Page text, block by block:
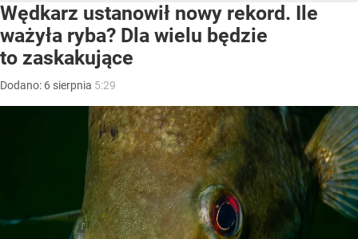
Wędkarz ustanowił nowy rekord. Ile
ważyła ryba? Dla wielu będzie
to zaskakujące
Dodano: 6 sierpnia 5:29